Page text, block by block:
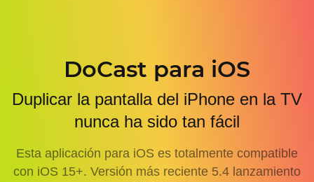
DoCast para iOS
Duplicar la pantalla del iPhone en la TV
nunca ha sido tan fácil
Esta aplicación para iOS es totalmente compatible
con iOS 15+. Versión más reciente 5.4 lanzamiento